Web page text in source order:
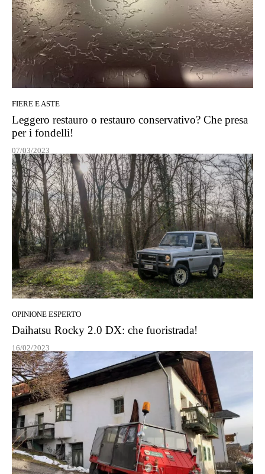
FIERE E ASTE
Leggero restauro o restauro conservativo? Che presa
per i fondelli!
07/03/2023
OPINIONE ESPERTO
Daihatsu Rocky 2.0 DX: che fuoristrada!
16/02/2023